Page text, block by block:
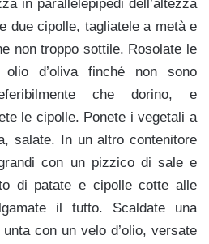
in parallelepipedi dell’altezza
due cipolle, tagliatele a metà e
non troppo sottile. Rosolate le
olio d’oliva finché non sono
che dorino, e
le cipolle. Ponete i vegetali a
salate. In un altro contenitore
con un pizzico di sale e
di patate e cipolle cotte alle
il tutto. Scaldate una
con un velo d’olio, versate